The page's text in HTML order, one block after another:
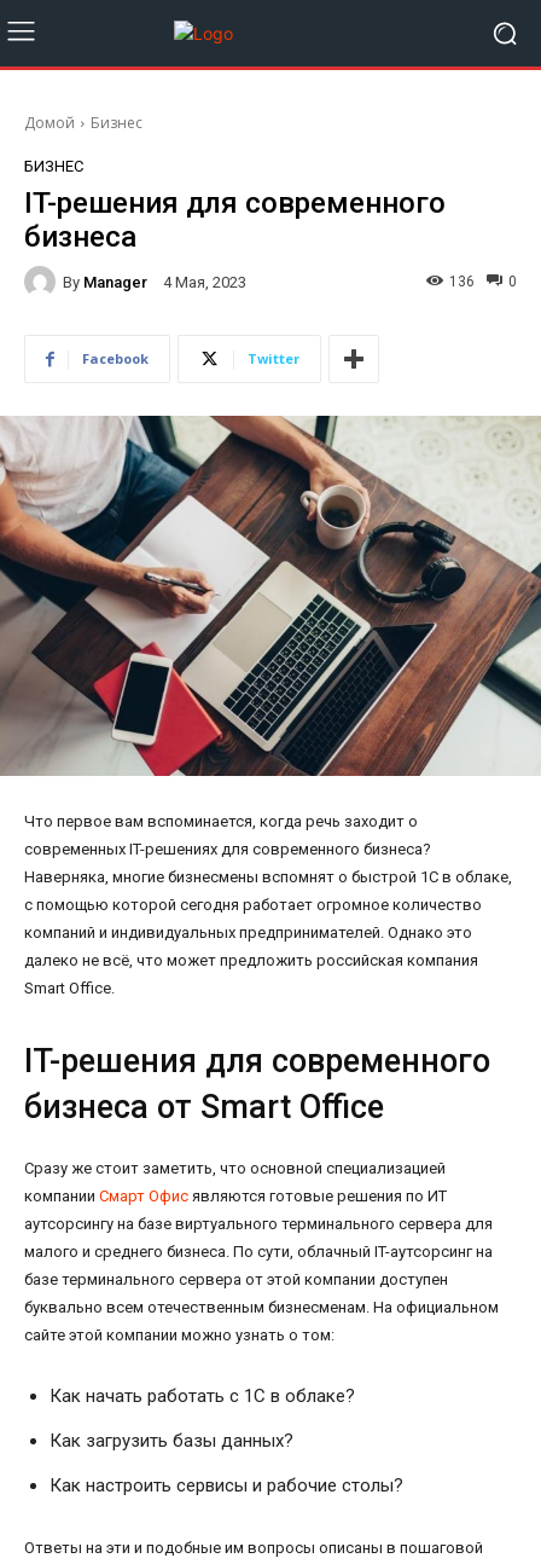
Домой Бизнес
БИЗНЕС
IT-решения для современного
бизнеса
By Manager 4 Мая, 2023 0
136
Facebook Twitter
Что первое вам вспоминается, когда речь заходит о
современных IT-решениях для современного бизнеса?
Наверняка, многие бизнесмены вспомнят о быстрой 1С в облаке,
с помощью которой сегодня работает огромное количество
компаний и индивидуальных предпринимателей. Однако это
далеко не всё, что может предложить российская компания
Smart Office.
IT-решения для современного
бизнеса от Smart Office
Сразу же стоит заметить, что основной специализацией
компании Смарт Офис являются готовые решения по ИТ
аутсорсингу на базе виртуального терминального сервера для
малого и среднего бизнеса. По сути, облачный IT-аутсорсинг на
базе терминального сервера от этой компании доступен
буквально всем отечественным бизнесменам. На официальном
сайте этой компании можно узнать о том:
Как начать работать с 1С в облаке?
Как загрузить базы данных?
Как настроить сервисы и рабочие столы?
Ответы на эти и подобные им вопросы описаны в пошаговой